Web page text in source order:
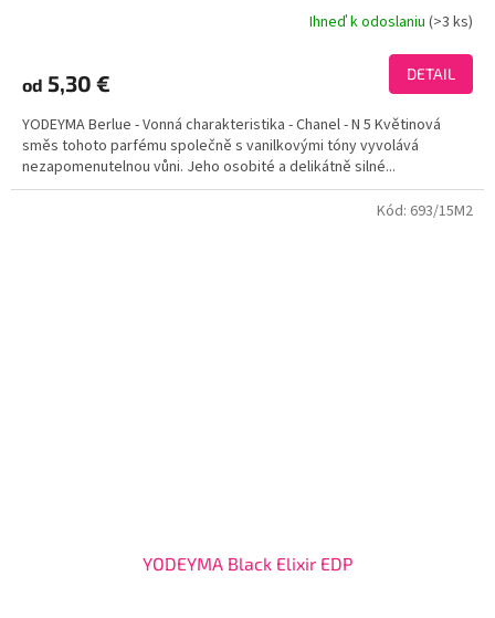
je
z
5
hviezdičiek.
Ihneď k odoslaniu(>3 ks)
od 5,30 € DETAIL
YODEYMA Berlue - Vonná charakteristika - Chanel - N 5 Květinová
směs tohoto parfému společně s vanilkovými tóny vyvolává
nezapomenutelnou vůni. Jeho osobité a delikátně silné...
YODEYMA Black Elixir EDP
Kód: 693/15M2